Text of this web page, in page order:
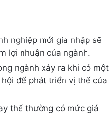
nghiệp mới gia nhập sẽ
lợi nhuận của ngành.
ngành xảy ra khi có một
để phát triển vị thế của
thể thường có mức giá